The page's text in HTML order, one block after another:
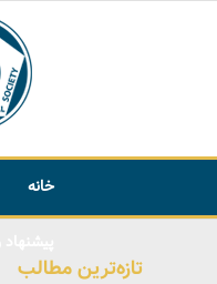
خانه
تازه‌ترین مطالب